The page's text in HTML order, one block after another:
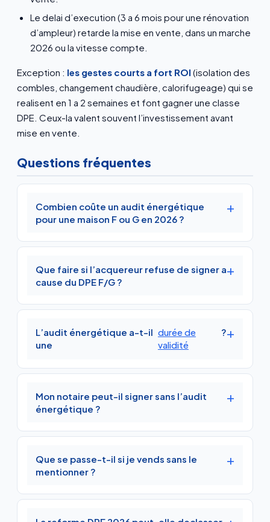
Le delai d’execution (3 a 6 mois pour une rénovation
d’ampleur) retarde la mise en vente, dans un marche
2026 ou la vitesse compte.
Exception : les gestes courts a fort ROI (isolation des
combles, changement chaudière, calorifugeage) qui se
realisent en 1 a 2 semaines et font gagner une classe
DPE. Ceux-la valent souvent l’investissement avant
mise en vente.
Questions fréquentes
Combien coûte un audit énergétique
pour une maison F ou G en 2026 ?
Que faire si l’acquereur refuse de signer a
cause du DPE F/G ?
L’audit énergétique a-t-il
une
durée de
validité
?
Mon notaire peut-il signer sans l’audit
énergétique ?
Que se passe-t-il si je vends sans le
mentionner ?